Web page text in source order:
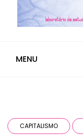
MENU
CAPITALISMO